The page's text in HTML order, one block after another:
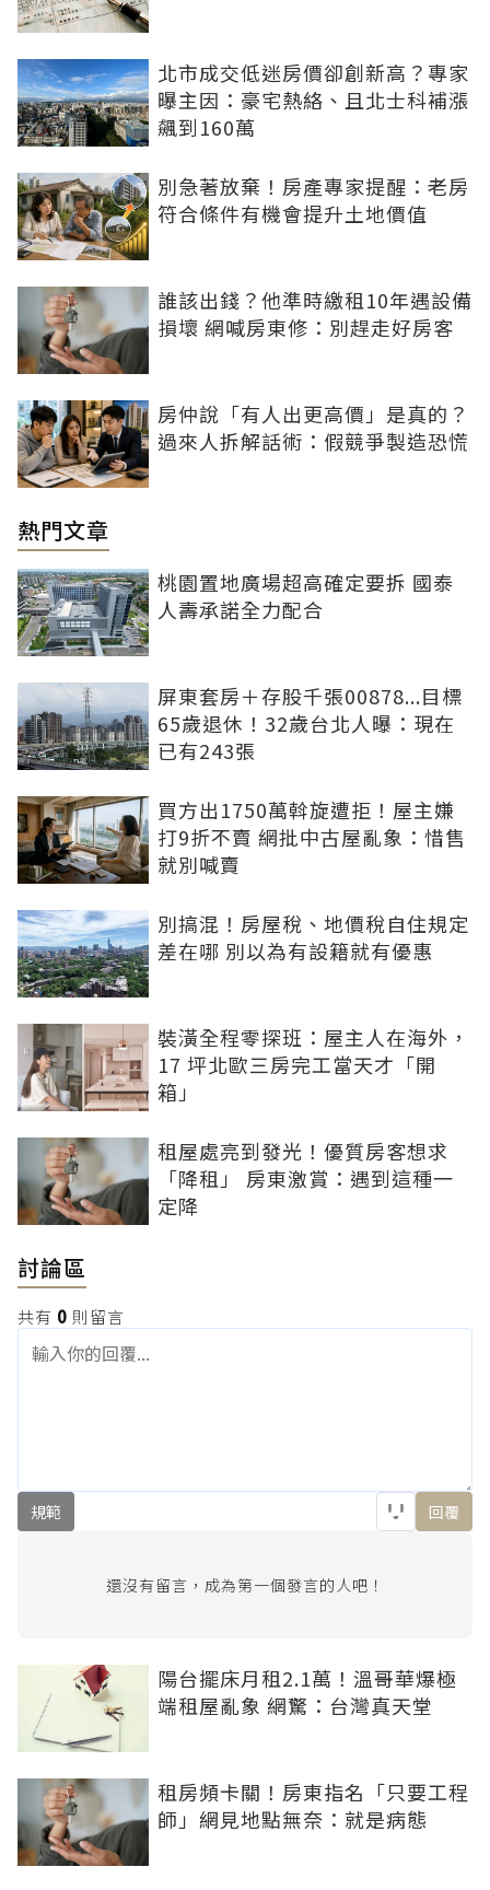
北市成交低迷房價卻創新高？專家
曝主因：豪宅熱絡、且北士科補漲
飆到160萬
別急著放棄！房產專家提醒：老房
符合條件有機會提升土地價值
誰該出錢？他準時繳租10年遇設備
損壞 網喊房東修：別趕走好房客
房仲說「有人出更高價」是真的？
過來人拆解話術：假競爭製造恐慌
熱門文章
桃園置地廣場超高確定要拆 國泰
人壽承諾全力配合
屏東套房＋存股千張00878...目標
65歲退休！32歲台北人曝：現在
已有243張
買方出1750萬斡旋遭拒！屋主嫌
打9折不賣 網批中古屋亂象：惜售
就別喊賣
別搞混！房屋稅、地價稅自住規定
差在哪 別以為有設籍就有優惠
裝潢全程零探班：屋主人在海外，
17 坪北歐三房完工當天才「開
箱」
租屋處亮到發光！優質房客想求
「降租」 房東激賞：遇到這種一
定降
討論區
共有 0 則留言
規範 回覆
還沒有留言，成為第一個發言的人吧！
陽台擺床月租2.1萬！溫哥華爆極
端租屋亂象 網驚：台灣真天堂
租房頻卡關！房東指名「只要工程
師」網見地點無奈：就是病態